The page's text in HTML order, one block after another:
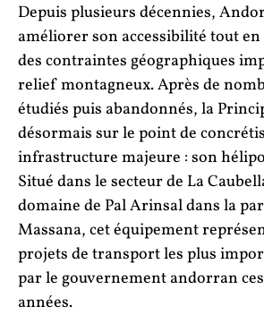
Depuis plusieurs décennies,
améliorer son accessibilité tout
des contraintes géographiques
relief montagneux. Après de
étudiés puis abandonnés, la
désormais sur le point de
infrastructure majeure : son
Situé dans le secteur de La
domaine de Pal Arinsal dans la
Massana, cet équipement
projets de transport les plus
par le gouvernement andorran
années.